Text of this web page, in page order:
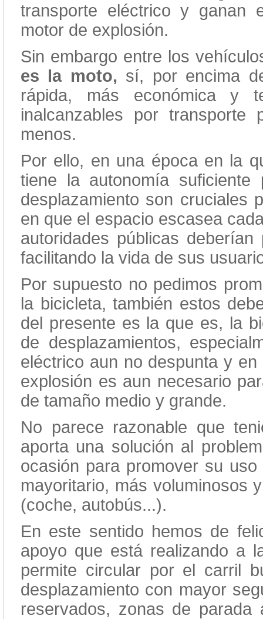
transporte eléctrico y ganan
motor de explosión.
Sin embargo entre los
es la moto, sí, por encima
rápida, más económica y
inalcanzables por transporte
menos.
Por ello, en una época en la
tiene la autonomía
desplazamiento son cruciales
en que el espacio escasea
autoridades públicas
facilitando la vida de sus
Por supuesto no pedimos
la bicicleta, también estos
del presente es la que es, la
de desplazamientos,
eléctrico aun no despunta y
explosión es aun necesario
de tamaño medio y grande.
No parece razonable que
aporta una solución al
ocasión para promover su
mayoritario, más voluminosos
(coche, autobús...).
En este sentido hemos de
apoyo que está realizando a
permite circular por el carril
desplazamiento con mayor
reservados, zonas de